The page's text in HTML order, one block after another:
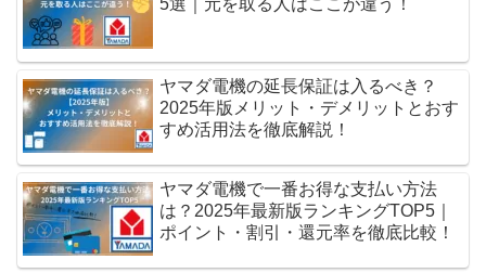
5選｜元を取る人はここが違う！
ヤマダ電機の延長保証は入るべき？
2025年版メリット・デメリットとおす
すめ活用法を徹底解説！
ヤマダ電機で一番お得な支払い方法
は？2025年最新版ランキングTOP5｜
ポイント・割引・還元率を徹底比較！